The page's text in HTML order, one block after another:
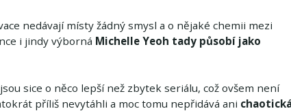
nedávají místy žádný smysl a o nějaké chemii mezi
i jindy výborná Michelle Yeoh tady působí jako
sice o něco lepší než zbytek seriálu, což ovšem není
příliš nevytáhli a moc tomu nepřidává ani